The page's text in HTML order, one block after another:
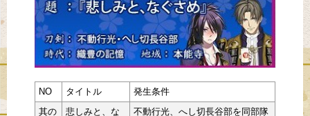
NO タイトル
発生条件
其の
悲しみと、な
不動行光、へし切長谷部を同部隊